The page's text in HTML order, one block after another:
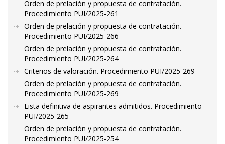
Orden de prelación y propuesta de contratación.
Procedimiento PUI/2025-261
Orden de prelación y propuesta de contratación.
Procedimiento PUI/2025-266
Orden de prelación y propuesta de contratación.
Procedimiento PUI/2025-264
Criterios de valoración. Procedimiento PUI/2025-269
Orden de prelación y propuesta de contratación.
Procedimiento PUI/2025-269
Lista definitiva de aspirantes admitidos. Procedimiento
PUI/2025-265
Orden de prelación y propuesta de contratación.
Procedimiento PUI/2025-254